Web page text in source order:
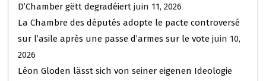
D’Chamber gëtt degradéiert juin 11, 2026
La Chambre des députés adopte le pacte controversé
sur l’asile après une passe d’armes sur le vote juin 10,
2026
Léon Gloden lässt sich von seiner eigenen Ideologie